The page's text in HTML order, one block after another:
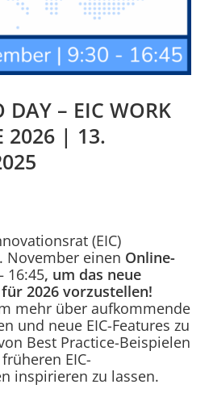
– EIC WORK
2026 | 13.
(EIC)
November einen Online-
16:45, um das neue
2026 vorzustellen!
mehr über aufkommende
und neue EIC-Features zu
Best Practice-Beispielen
EIC-
inspirieren zu lassen.